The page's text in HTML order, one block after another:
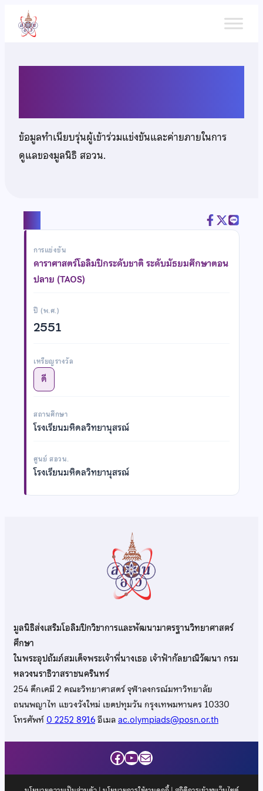
เนื้อหา
ข้อมูลทำเนียบรุ่นผู้เข้าร่วมแข่งขันและค่ายภายในการ
ดูแลของมูลนิธิ สอวน.
การแข่งขัน
ดาราศาสตร์โอลิมปิกระดับชาติ ระดับมัธยมศึกษาตอน
ปลาย (TAOS)
ปี (พ.ศ.)
2551
เหรียญรางวัล
ดี
สถานศึกษา
โรงเรียนมหิดลวิทยานุสรณ์
ศูนย์ สอวน.
โรงเรียนมหิดลวิทยานุสรณ์
มูลนิธิส่งเสริมโอลิมปิกวิชาการและพัฒนามาตรฐานวิทยาศาสตร์
ศึกษา
ในพระอุปถัมภ์สมเด็จพระเจ้าพี่นางเธอ เจ้าฟ้ากัลยาณิวัฒนา กรม
หลวงนราธิวาสราชนครินทร์
254 ตึกเคมี 2 คณะวิทยาศาสตร์ จุฬาลงกรณ์มหาวิทยาลัย
ถนนพญาไท แขวงวังใหม่ เขตปทุมวัน กรุงเทพมหานคร 10330
โทรศัพท์0 2252 8916อีเมลac.olympiads@posn.or.th
Facebook
YouTube
Mail